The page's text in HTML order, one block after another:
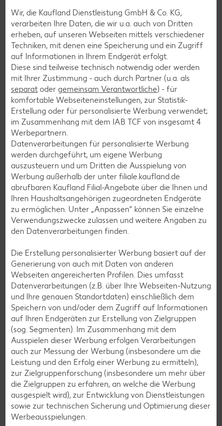
Pizza-Rezepte
Pasta-Rezepte
Sushi-Rezepte
Raclette-Rezepte
Flammkuchen-Rezepte
Frühstücksrezepte
Salat-Rezepte
Spargel-Rezepte
Fleisch-Rezepte
Fisch-Rezepte
Geflügel-Rezepte
Lamm-Rezepte
Grill-Rezepte
Muffin-Rezepte
Apfelkuchen-Rezepte
Schokokuchen-Rezepte
Torten-Rezepte
Eis-Rezepte
Pfannkuchen-Rezepte
Plätzchen-Rezepte
Smoothie-Rezepte
Bowle-Rezepte
Cocktail-Rezepte
Wir, die Kaufland Dienstleistung GmbH & Co. KG,
verarbeiten Ihre Daten, die wir u.a. auch von Dritten
erheben, auf unseren Webseiten mittels verschiedener
Techniken, mit denen eine Speicherung und ein Zugriff
auf Informationen in Ihrem Endgerät erfolgt.
Diese sind teilweise technisch notwendig oder werden
mit Ihrer Zustimmung - auch durch Partner (u.a. als
separat oder gemeinsam Verantwortliche) - für
komfortable Webseiteneinstellungen, zur Statistik-
Erstellung oder für personalisierte Werbung verwendet;
im Zusammenhang mit dem IAB TCF von insgesamt 4
Werbepartnern.
Datenverarbeitungen für personalisierte Werbung
werden durchgeführt, um eigene Werbung
auszusteuern und um Dritten die Ausspielung von
Werbung außerhalb der unter filiale.kaufland.de
abrufbaren Kaufland Filial-Angebote über die Ihnen und
Ihren Haushaltsangehörigen zugeordneten Endgeräte
zu ermöglichen. Unter „Anpassen“ können Sie einzelne
Verwendungszwecke zulassen und weitere Angaben zu
den Datenverarbeitungen finden.
Die Erstellung personalisierter Werbung basiert auf der
Generierung von auch mit Daten von anderen
Webseiten angereicherten Profilen. Dies umfasst
Datenverarbeitungen (z.B. über Ihre Webseiten-Nutzung
und Ihre genauen Standortdaten) einschließlich dem
Speichern von und/oder dem Zugriff auf Informationen
auf Ihren Endgeräten zur Erstellung von Zielgruppen
(sog. Segmenten). Im Zusammenhang mit dem
Ausspielen dieser Werbung erfolgen Verarbeitungen
auch zur Messung der Werbung (insbesondere um die
Leistung und den Erfolg einer Werbung zu ermitteln),
zur Zielgruppenforschung (insbesondere um mehr über
die Zielgruppen zu erfahren, an welche die Werbung
ausgespielt wird), zur Entwicklung von Dienstleistungen
sowie zur technischen Sicherung und Optimierung dieser
Werbeausspielungen.